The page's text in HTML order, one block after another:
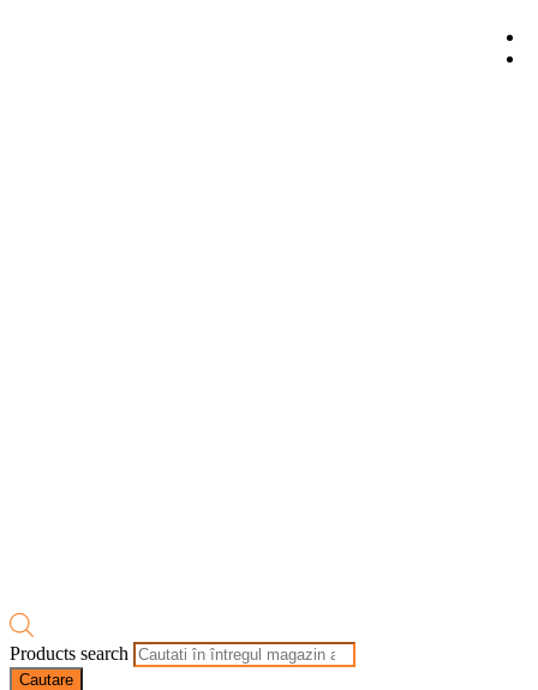
Products search
Cautare